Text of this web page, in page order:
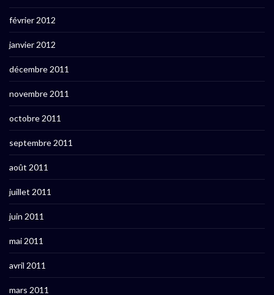
février 2012
janvier 2012
décembre 2011
novembre 2011
octobre 2011
septembre 2011
août 2011
juillet 2011
juin 2011
mai 2011
avril 2011
mars 2011